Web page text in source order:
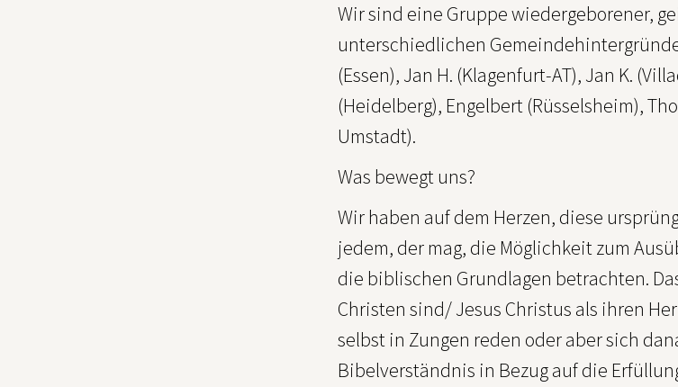
Wir sind eine Gruppe wiedergeborener,
unterschiedlichen
(Essen), Jan H. (Klagenfurt-AT), Jan K.
(Heidelberg), Engelbert (Rüsselsheim),
Umstadt).
Was bewegt uns?
Wir haben auf dem Herzen, diese
jedem, der mag, die Möglichkeit zum
die biblischen Grundlagen betrachten.
Christen sind/ Jesus Christus als ihren
selbst in Zungen reden oder aber sich
Bibelverständnis in Bezug auf die